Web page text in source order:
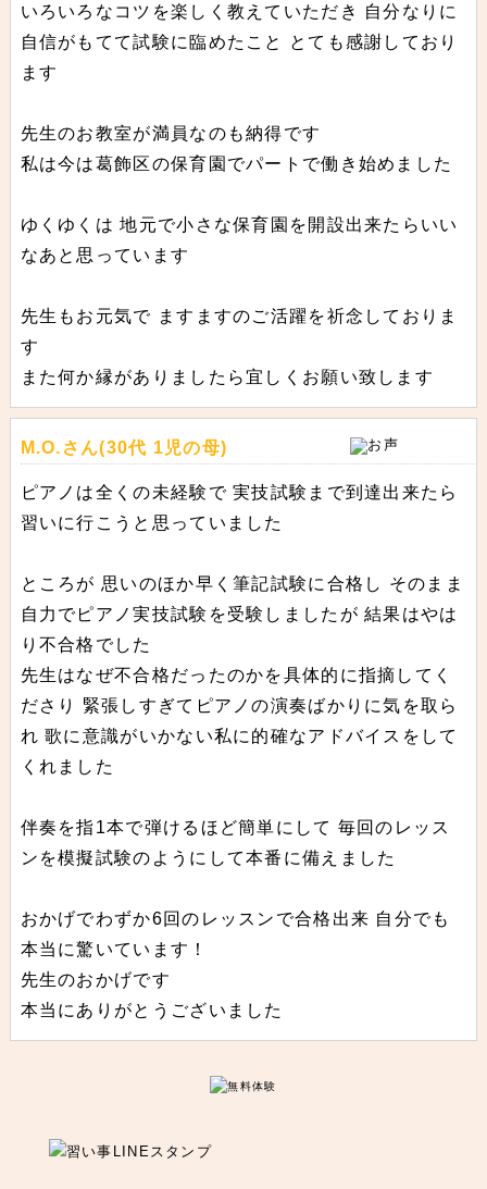
いろいろなコツを楽しく教えていただき 自分なりに
自信がもてて試験に臨めたこと とても感謝しており
ます
先生のお教室が満員なのも納得です
私は今は葛飾区の保育園でパートで働き始めました
ゆくゆくは 地元で小さな保育園を開設出来たらいい
なあと思っています
先生もお元気で ますますのご活躍を祈念しておりま
す
また何か縁がありましたら宜しくお願い致します
M.O.さん(30代 1児の母)
ピアノは全くの未経験で 実技試験まで到達出来たら
習いに行こうと思っていました
ところが 思いのほか早く筆記試験に合格し そのまま
自力でピアノ実技試験を受験しましたが 結果はやは
り不合格でした
先生はなぜ不合格だったのかを具体的に指摘してく
ださり 緊張しすぎてピアノの演奏ばかりに気を取ら
れ 歌に意識がいかない私に的確なアドバイスをして
くれました
伴奏を指1本で弾けるほど簡単にして 毎回のレッス
ンを模擬試験のようにして本番に備えました
おかげでわずか6回のレッスンで合格出来 自分でも
本当に驚いています！
先生のおかげです
本当にありがとうございました